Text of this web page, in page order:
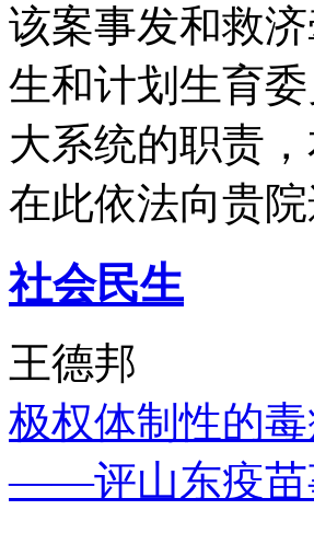
该案事发和救
生和计划生育
大系统的职责
在此依法向贵
社会民生
王德邦
极权体制性的
——评山东疫苗